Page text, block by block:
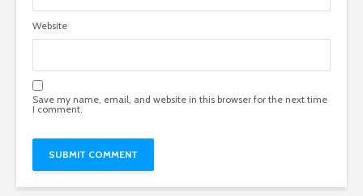
Website
Save my name, email, and website in this browser for the next time
I comment.